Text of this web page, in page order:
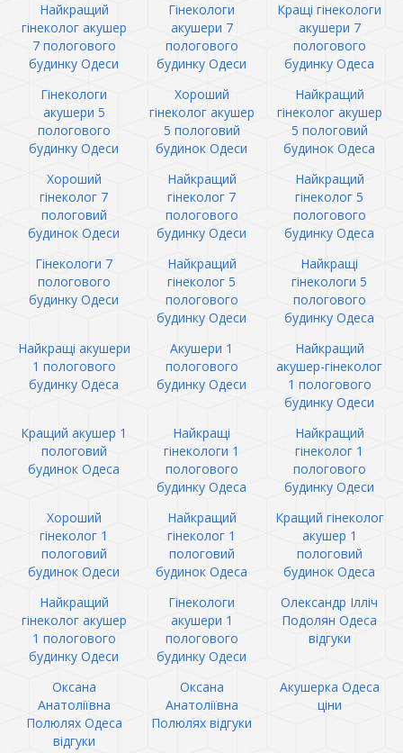
Найкращий
гінеколог акушер
7 пологового
будинку Одеси
Гінекологи
акушери 7
пологового
будинку Одеси
Кращі гінекологи
акушери 7
пологового
будинку Одеса
Гінекологи
акушери 5
пологового
будинку Одеси
Хороший
гінеколог акушер
5 пологовий
будинок Одеси
Найкращий
гінеколог акушер
5 пологовий
будинок Одеса
Хороший
гінеколог 7
пологовий
будинок Одеси
Найкращий
гінеколог 7
пологового
будинку Одеси
Найкращий
гінеколог 5
пологового
будинку Одеса
Гінекологи 7
пологового
будинку Одеси
Найкращий
гінеколог 5
пологового
будинку Одеси
Найкращі
гінекологи 5
пологового
будинку Одеса
Найкращі акушери
1 пологового
будинку Одеса
Акушери 1
пологового
будинку Одеси
Найкращий
акушер-гінеколог
1 пологового
будинку Одеси
Кращий акушер 1
пологовий
будинок Одеса
Найкращі
гінекологи 1
пологового
будинку Одеса
Найкращий
гінеколог 1
пологового
будинку Одеси
Хороший
гінеколог 1
пологовий
будинок Одеси
Найкращий
гінеколог 1
пологовий
будинок Одеса
Кращий гінеколог
акушер 1
пологовий
будинок Одеса
Найкращий
гінеколог акушер
1 пологового
будинку Одеси
Гінекологи
акушери 1
пологового
будинку Одеси
Олександр Ілліч
Подолян Одеса
відгуки
Оксана
Анатоліївна
Полюлях Одеса
відгуки
Оксана
Анатоліївна
Полюлях відгуки
Акушерка Одеса
ціни